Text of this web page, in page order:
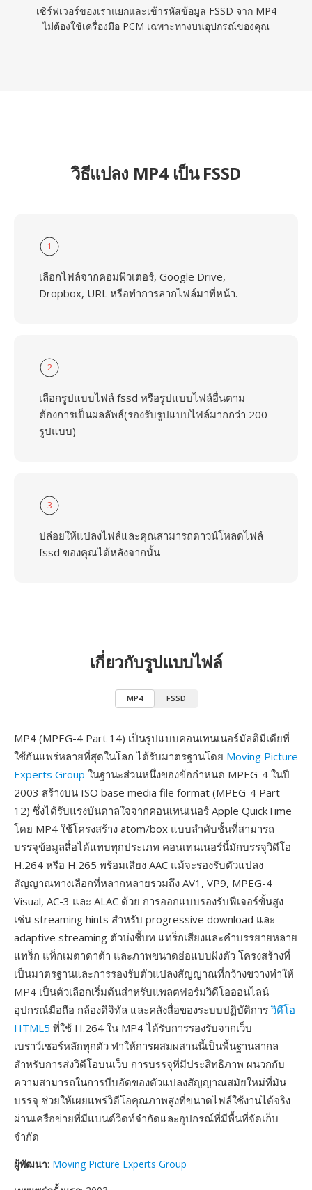
เซิร์ฟเวอร์ของเราแยกและเข้ารหัสข้อมูล FSSD จาก MP4
ไม่ต้องใช้เครื่องมือ PCM เฉพาะทางบนอุปกรณ์ของคุณ
วิธีแปลง MP4 เป็น FSSD
1
เลือกไฟล์จากคอมพิวเตอร์, Google Drive,
Dropbox, URL หรือทำการลากไฟล์มาที่หน้า.
2
เลือกรูปแบบไฟล์ fssd หรือรูปแบบไฟล์อื่นตาม
ต้องการเป็นผลลัพธ์(รองรับรูปแบบไฟล์มากกว่า 200
รูปแบบ)
3
ปล่อยให้แปลงไฟล์และคุณสามารถดาวน์โหลดไฟล์
fssd ของคุณได้หลังจากนั้น
เกี่ยวกับรูปแบบไฟล์
MP4 FSSD
MP4 (MPEG-4 Part 14) เป็นรูปแบบคอนเทนเนอร์มัลติมีเดียที่
ใช้กันแพร่หลายที่สุดในโลก ได้รับมาตรฐานโดย Moving Picture
Experts Group ในฐานะส่วนหนึ่งของข้อกำหนด MPEG-4 ในปี
2003 สร้างบน ISO base media file format (MPEG-4 Part
12) ซึ่งได้รับแรงบันดาลใจจากคอนเทนเนอร์ Apple QuickTime
โดย MP4 ใช้โครงสร้าง atom/box แบบลำดับชั้นที่สามารถ
บรรจุข้อมูลสื่อได้แทบทุกประเภท คอนเทนเนอร์นี้มักบรรจุวิดีโอ
H.264 หรือ H.265 พร้อมเสียง AAC แม้จะรองรับตัวแปลง
สัญญาณทางเลือกที่หลากหลายรวมถึง AV1, VP9, MPEG-4
Visual, AC-3 และ ALAC ด้วย การออกแบบรองรับฟีเจอร์ขั้นสูง
เช่น streaming hints สำหรับ progressive download และ
adaptive streaming ตัวบ่งชี้บท แทร็กเสียงและคำบรรยายหลาย
แทร็ก แท็กเมตาดาต้า และภาพขนาดย่อแบบฝังตัว โครงสร้างที่
เป็นมาตรฐานและการรองรับตัวแปลงสัญญาณที่กว้างขวางทำให้
MP4 เป็นตัวเลือกเริ่มต้นสำหรับแพลตฟอร์มวิดีโอออนไลน์
อุปกรณ์มือถือ กล้องดิจิทัล และคลังสื่อของระบบปฏิบัติการ วิดีโอ
HTML5 ที่ใช้ H.264 ใน MP4 ได้รับการรองรับจากเว็บ
เบราว์เซอร์หลักทุกตัว ทำให้การผสมผสานนี้เป็นพื้นฐานสากล
สำหรับการส่งวิดีโอบนเว็บ การบรรจุที่มีประสิทธิภาพ ผนวกกับ
ความสามารถในการบีบอัดของตัวแปลงสัญญาณสมัยใหม่ที่มัน
บรรจุ ช่วยให้เผยแพร่วิดีโอคุณภาพสูงที่ขนาดไฟล์ใช้งานได้จริง
ผ่านเครือข่ายที่มีแบนด์วิดท์จำกัดและอุปกรณ์ที่มีพื้นที่จัดเก็บ
จำกัด
ผู้พัฒนา: Moving Picture Experts Group